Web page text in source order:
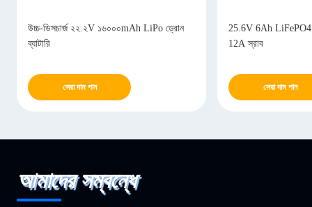
উচ্চ-ডিসচার্জ ২২.২V ১৬০০০mAh LiPo ড্রোন
ব্যাটারি
সেরা দাম পান
25.6V 6Ah LiFePO4
12A স্রাব
সেরা দাম পান
আমাদের সম্বন্ধে